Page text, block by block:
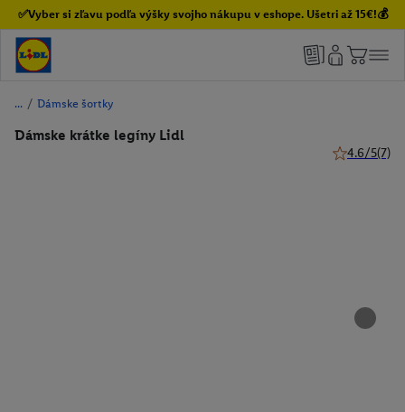
✅Vyber si zľavu podľa výšky svojho nákupu v eshope. Ušetri až 15€!💰
/ Dámske šortky
Dámske krátke legíny Lidl
4.6/5(7)